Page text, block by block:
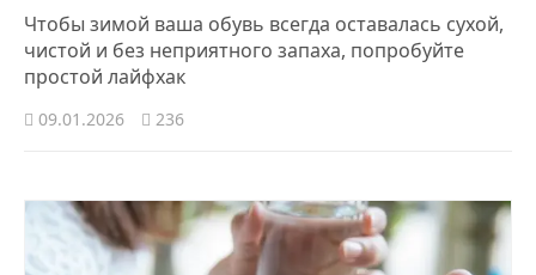
Чтобы зимой ваша обувь всегда оставалась сухой,
чистой и без неприятного запаха, попробуйте
простой лайфхак
09.01.2026 236